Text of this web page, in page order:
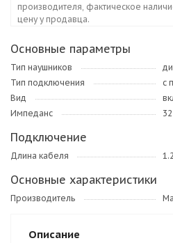
производителя, фактическое
цену у продавца.
Основные параметры
Тип наушников
Тип подключения
с
Вид
Импеданс
Подключение
Длина кабеля
Основные характеристики
Производитель
Описание